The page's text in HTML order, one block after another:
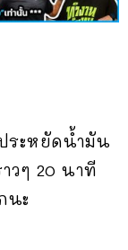
ระหยัดน้ำมัน
วๆ 20 นาที
นะ